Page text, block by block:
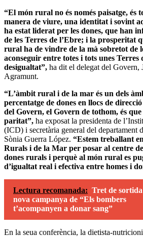
“El món rural no és només paisatge,
manera de viure, una identitat i sovint
ha estat liderat per les dones, que han
de les Terres de l’Ebre; i la prosperitat
rural ha de vindre de la mà sobretot de
aconseguir entre totes i tots unes Terres
desigualtat”, ha dit el delegat del Govern,
Agramunt.
“L’àmbit rural i de la mar és un dels
percentatge de dones en llocs de
del Govern, el Govern de tothom, és
paritat”, ha exposat la presidenta de
(ICD) i secretària general del departament
Sònia Guerra López. “Estem treballant
Rurals i de la Mar per posar al centre
dones rurals i perquè al món rural es
d’igualtat real i efectiva entre homes i
Lectura recomanada: Tret de
nova campanya de “Els bombers
t’acompanyen a donar sang”
En la seua conferència, la dietista-